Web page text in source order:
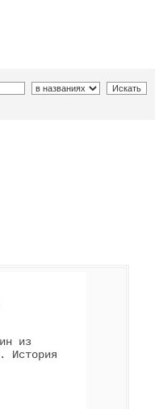
из
История